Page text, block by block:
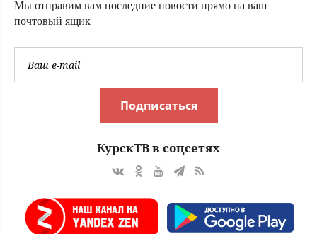
Мы отправим вам последние новости прямо на ваш
почтовый ящик
Подписаться
КурскТВ в соцсетях